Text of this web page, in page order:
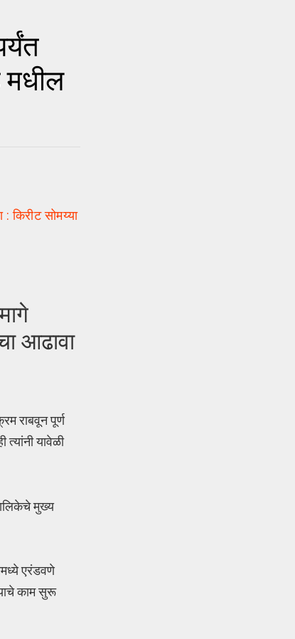
मधील
किरीट सोमय्या
आढावा
राबवून पूर्ण
त्यांनी यावेळी
मुख्य
एरंडवणे
काम सुरू